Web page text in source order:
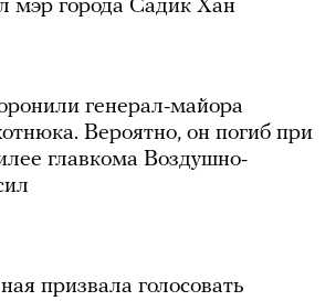
мэр города Садик Хан
генерал-майора
Вероятно, он погиб при
главкома Воздушно-
призвала голосовать